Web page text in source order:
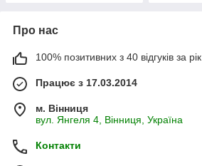
Про нас
100% позитивних з 40 відгуків за рік
Працює з 17.03.2014
м. Вінниця
вул. Янгеля 4, Вінниця, Україна
Контакти